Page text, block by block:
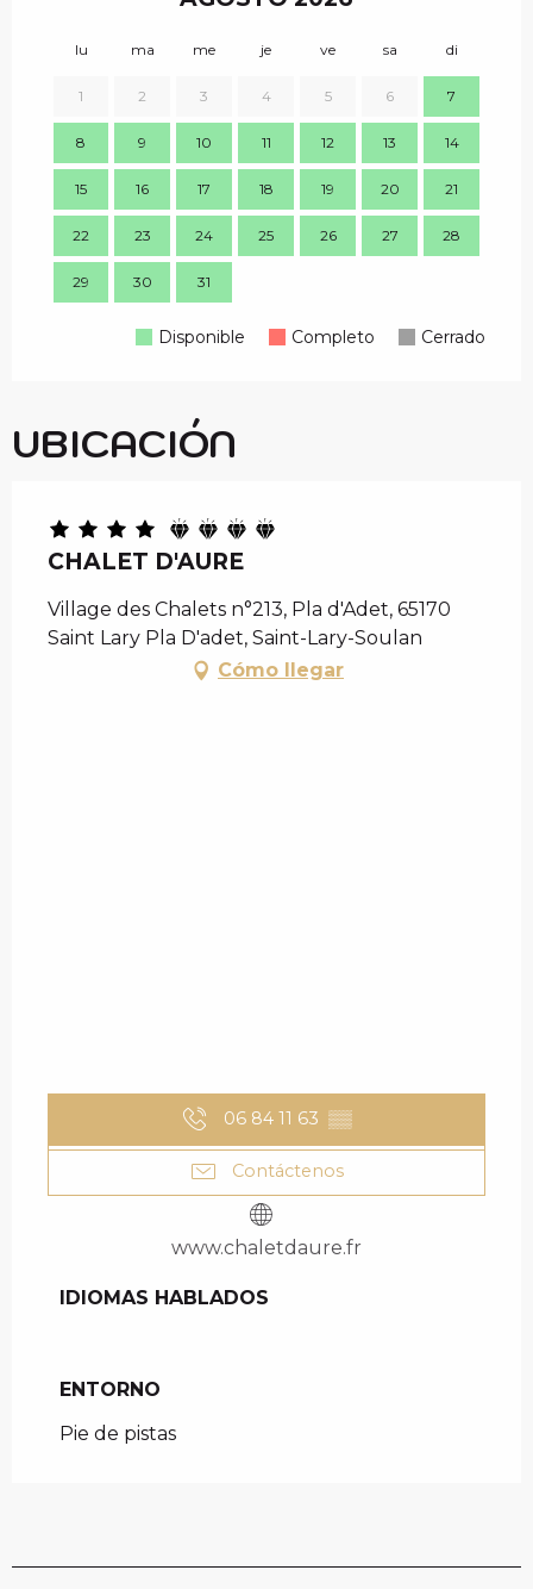
lu ma me je ve sa di
1 2 3 4 5 6 7
8 9 10 11 12 13 14
15 16 17 18 19 20 21
22 23 24 25 26 27 28
29 30 31
Disponible Completo Cerrado
UBICACIÓN
CHALET D'AURE
Village des Chalets n°213, Pla d'Adet, 65170
Saint Lary Pla D'adet, Saint-Lary-Soulan
Cómo llegar
06 84 11 63 ▒▒
Contáctenos
www.chaletdaure.fr
IDIOMAS HABLADOS
IDIOMAS HABLADOS
ENTORNO
ENTORNO
Pie de pistas